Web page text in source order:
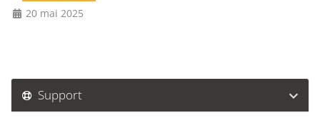
20 mai 2025
Support